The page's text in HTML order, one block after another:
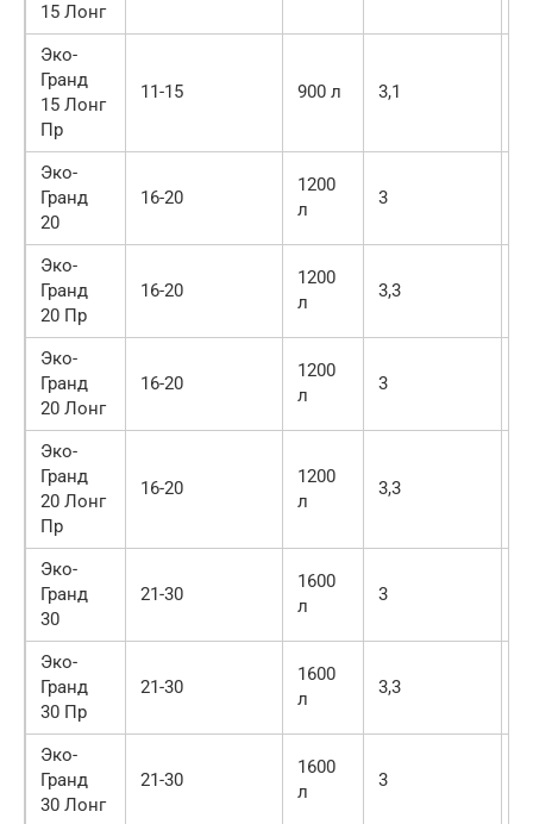
15 Лонг
Эко-
Гранд
15 Лонг
Пр
11-15 900 л 3,1
Эко-
Гранд
20
16-20
1200
л
3
Эко-
Гранд
20 Пр
16-20
1200
л
3,3
Эко-
Гранд
20 Лонг
16-20
1200
л
3
Эко-
Гранд
20 Лонг
Пр
16-20
1200
л
3,3
Эко-
Гранд
30
21-30
1600
л
3
Эко-
Гранд
30 Пр
21-30
1600
л
3,3
Эко-
Гранд
30 Лонг
21-30
1600
л
3